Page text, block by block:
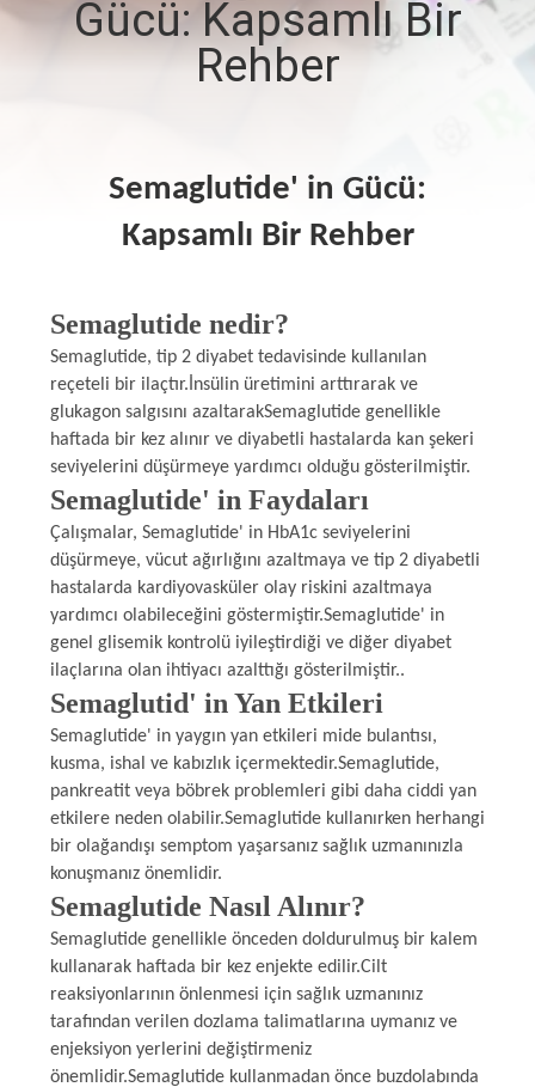
KONTROL
HABERLER
VAKALAR
SITE
HARITASI
PRIVACY
POLICY
Gücü: Kapsamlı Bir
Rehber
Semaglutide' in Gücü:
Kapsamlı Bir Rehber
Semaglutide nedir?
Semaglutide, tip 2 diyabet tedavisinde kullanılan
reçeteli bir ilaçtır.İnsülin üretimini arttırarak ve
glukagon salgısını azaltarakSemaglutide genellikle
haftada bir kez alınır ve diyabetli hastalarda kan şekeri
seviyelerini düşürmeye yardımcı olduğu gösterilmiştir.
Semaglutide' in Faydaları
Çalışmalar, Semaglutide' in HbA1c seviyelerini
düşürmeye, vücut ağırlığını azaltmaya ve tip 2 diyabetli
hastalarda kardiyovasküler olay riskini azaltmaya
yardımcı olabileceğini göstermiştir.Semaglutide' in
genel glisemik kontrolü iyileştirdiği ve diğer diyabet
ilaçlarına olan ihtiyacı azalttığı gösterilmiştir..
Semaglutid' in Yan Etkileri
Semaglutide' in yaygın yan etkileri mide bulantısı,
kusma, ishal ve kabızlık içermektedir.Semaglutide,
pankreatit veya böbrek problemleri gibi daha ciddi yan
etkilere neden olabilir.Semaglutide kullanırken herhangi
bir olağandışı semptom yaşarsanız sağlık uzmanınızla
konuşmanız önemlidir.
Semaglutide Nasıl Alınır?
Semaglutide genellikle önceden doldurulmuş bir kalem
kullanarak haftada bir kez enjekte edilir.Cilt
reaksiyonlarının önlenmesi için sağlık uzmanınız
tarafından verilen dozlama talimatlarına uymanız ve
enjeksiyon yerlerini değiştirmeniz
önemlidir.Semaglutide kullanmadan önce buzdolabında